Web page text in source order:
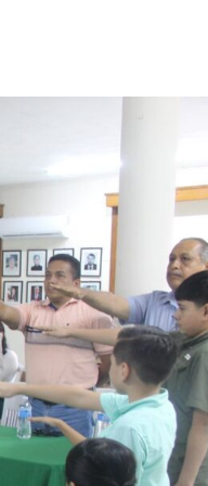
seres queridos;
Redacción